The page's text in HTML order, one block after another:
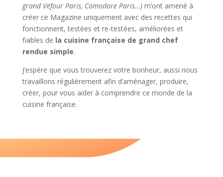
grand Véfour Paris, Comodore Paris…)m’ont amené à
créer ce Magazine uniquement avec des recettes qui
fonctionnent, testées et re-testées, améliorées et
fiables de la cuisine française de grand chef
rendue simple.
J’espère que vous trouverez votre bonheur, aussi nous
travaillons régulièrement afin d’aménager, produire,
créer, pour vous aider à comprendre ce monde de la
cuisine française.